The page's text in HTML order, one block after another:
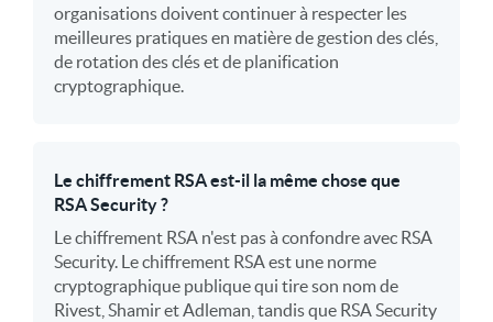
organisations doivent continuer à respecter les
meilleures pratiques en matière de gestion des clés,
de rotation des clés et de planification
cryptographique.
Le chiffrement RSA est-il la même chose que
RSA Security ?
Le chiffrement RSA n'est pas à confondre avec RSA
Security. Le chiffrement RSA est une norme
cryptographique publique qui tire son nom de
Rivest, Shamir et Adleman, tandis que RSA Security